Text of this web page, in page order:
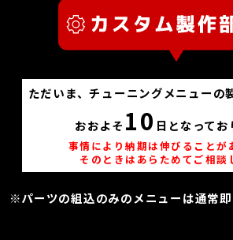
ただいま、チューニングメニューの
おおよそ 10 日となってお
事情により納期は伸びることが
そのときはあらためてご相談
※パーツの組込のみのメニューは通常即